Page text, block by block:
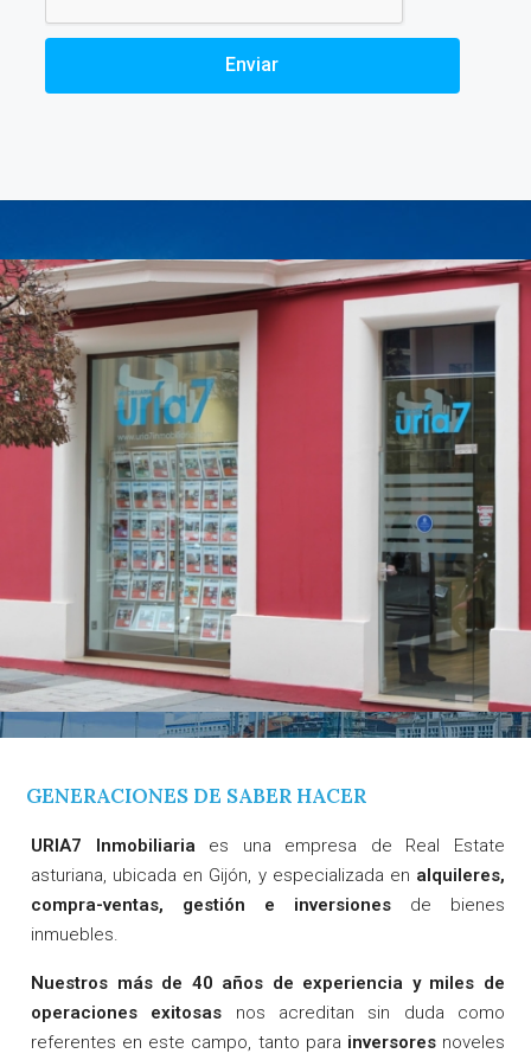
Enviar
GENERACIONES DE SABER HACER
URIA7 Inmobiliaria es una empresa de Real Estate
asturiana, ubicada en Gijón, y especializada en alquileres,
compra-ventas, gestión e inversiones de bienes
inmuebles.
Nuestros más de 40 años de experiencia y miles de
operaciones exitosas nos acreditan sin duda como
referentes en este campo, tanto para inversores noveles